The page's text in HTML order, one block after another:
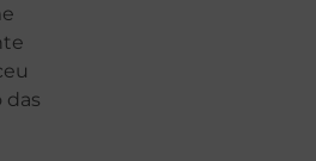
das